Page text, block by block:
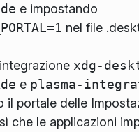
e impostando
nel file
xdg-
e plasma-
il portale delle
che le applicazioni